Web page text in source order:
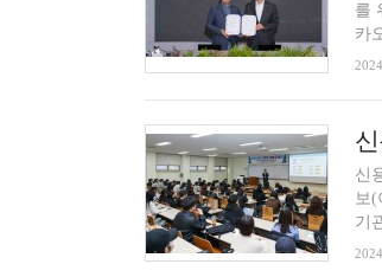
를
카
신
보(
기